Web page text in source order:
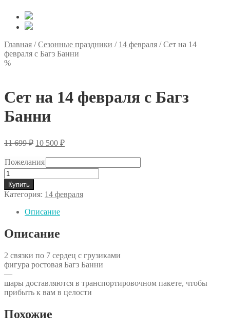
Главная /Сезонные праздники / 14 февраля /Сет на 14
февраля с Багз Банни
%
Сет на 14 февраля с Багз
Банни
11 699₽ Первоначальная
составляла
11
699 ₽.
10 500 ₽Текущая
10
500 ₽.
Пожелания
Количество
товара
Сет
на
февраля
с
Багз
Купить
Категория: 14 февраля
Описание
Описание
2 связки по 7 сердец с грузиками
фигура ростовая Багз Банни
—
шары доставляются в транспортировочном пакете, чтобы
прибыть к вам в целости
Похожие